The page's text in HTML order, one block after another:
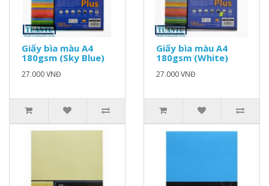
Giấy bìa màu A4
180gsm (Sky Blue)
27.000 VNĐ
Giấy bìa màu A4
180gsm (White)
27.000 VNĐ